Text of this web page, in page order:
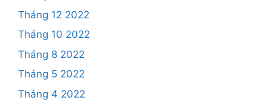
Tháng 12 2022
Tháng 10 2022
Tháng 8 2022
Tháng 5 2022
Tháng 4 2022